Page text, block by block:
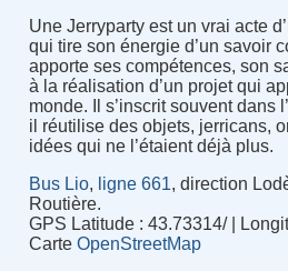
Une Jerryparty est un vrai acte
qui tire son énergie d’un savoir
apporte ses compétences, son
à la réalisation d’un projet qui
monde. Il s’inscrit souvent dans
il réutilise des objets, jerricans,
idées qui ne l’étaient déjà plus.
Bus Lio, ligne 661, direction
Routière.
GPS Latitude : 43.73314/ |
Carte OpenStreetMap